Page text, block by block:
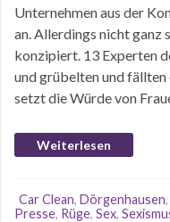
Unternehmen aus der
an. Allerdings nicht ganz
konzipiert. 13 Experten
und grübelten und
setzt die Würde von
Weiterlesen
Car Clean, Dörgenhausen,
Presse, Rüge, Sex,